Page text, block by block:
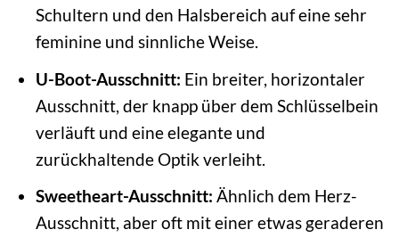
Schultern und den Halsbereich auf eine sehr
feminine und sinnliche Weise.
U-Boot-Ausschnitt: Ein breiter, horizontaler
Ausschnitt, der knapp über dem Schlüsselbein
verläuft und eine elegante und
zurückhaltende Optik verleiht.
Sweetheart-Ausschnitt: Ähnlich dem Herz-
Ausschnitt, aber oft mit einer etwas geraderen